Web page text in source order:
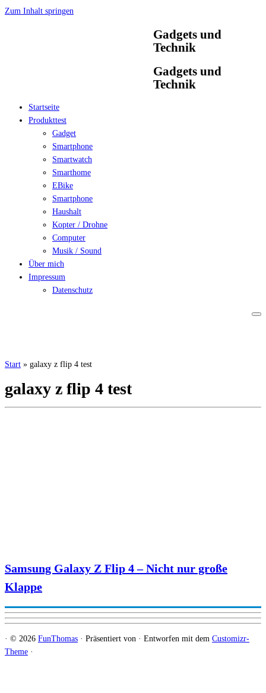
Zum Inhalt springen
Gadgets und
Technik
Gadgets und
Technik
Startseite
Produkttest
Gadget
Smartphone
Smartwatch
Smarthome
EBike
Smartphone
Haushalt
Kopter / Drohne
Computer
Musik / Sound
Über mich
Impressum
Datenschutz
Start » galaxy z flip 4 test
galaxy z flip 4 test
Samsung Galaxy Z Flip 4 – Nicht nur große
Klappe
· © 2026 FunThomas · Präsentiert von · Entworfen mit dem Customizr-
Theme ·